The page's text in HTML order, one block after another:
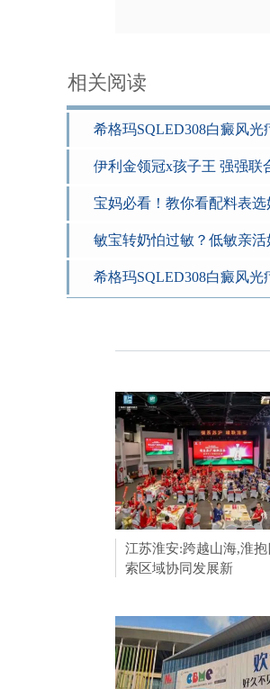
相关阅读
希格玛SQLED308白癜风光
伊利金领冠x孩子王 强强联
宝妈必看！教你看配料表选
敏宝转奶怕过敏？低敏亲活
希格玛SQLED308白癜风光
江苏淮安:跨越山海,淮抱
索区域协同发展新